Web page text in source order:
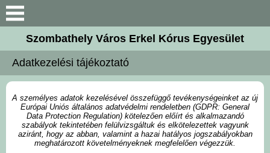
Keresés
Bemutatkozás
Hírek, aktualitások
Karnagyaink
Kórustagok
Szombathely Város Erkel Kórus Egyesület
Adatkezelési tájékoztató
A személyes adatok kezelésével összefüggő tevékenységeinket az új
Európai Uniós általános adatvédelmi rendeletben (GDPR: General
Data Protection Regulation) kötelezően előírt és alkalmazandó
szabályok tekintetében felülvizsgáltuk és elkötelezettek vagyunk
aziránt, hogy az abban, valamint a hazai hatályos jogszabályokban
meghatározott követelményeknek megfelelően végezzük.